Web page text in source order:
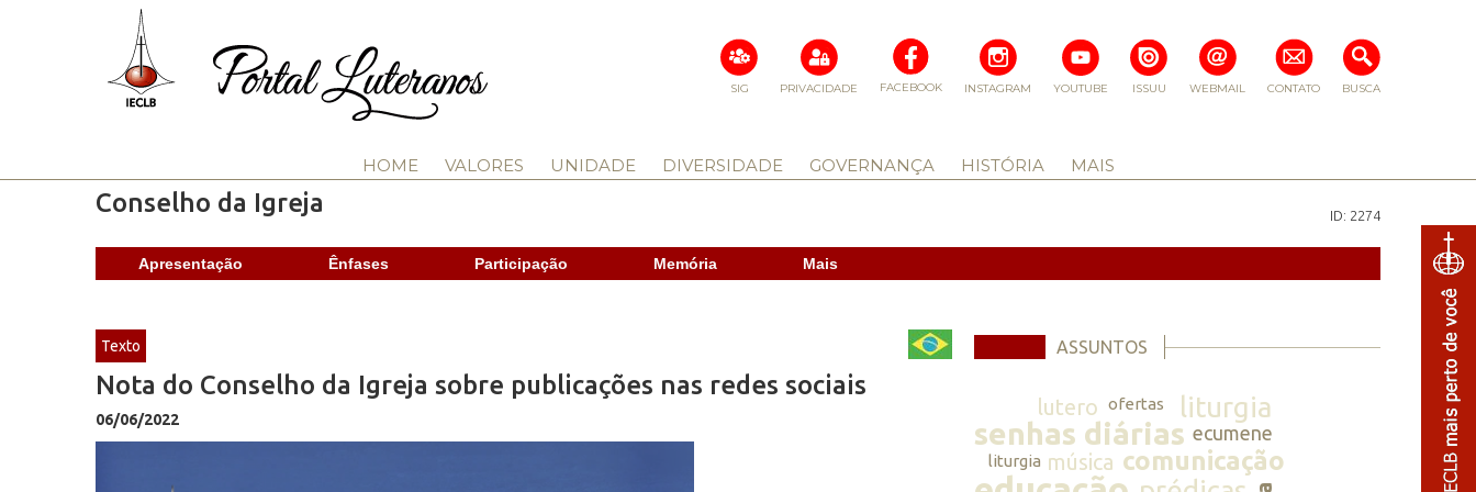
BUSCA
CONTATO
WEBMAIL
ISSUU
YOUTUBE
INSTAGRAM
FACEBOOK
PRIVACIDADE
SIG
HOME VALORES UNIDADE DIVERSIDADE GOVERNANÇA HISTÓRIA MAIS
Conselho da Igreja ID: 2274
Apresentação Ênfases Participação Memória Mais
Texto
Nota do Conselho da Igreja sobre publicações nas redes sociais
06/06/2022
ASSUNTOS
lutero ofertas liturgia
senhas diárias ecumene
liturgia música comunicação